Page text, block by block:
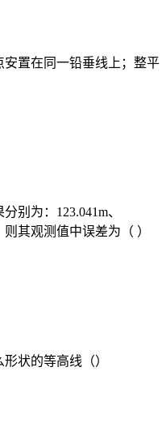
置在同一铅垂线上；整平
别为：123.041m、
则其观测值中误差为（ ）
状的等高线（）